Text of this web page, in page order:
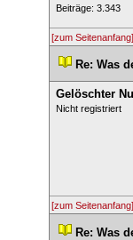
Beiträge: 3.343
[zum Seitenanfang]
Re: Was
Gelöschter
Nicht registriert
[zum Seitenanfang]
Re: Was